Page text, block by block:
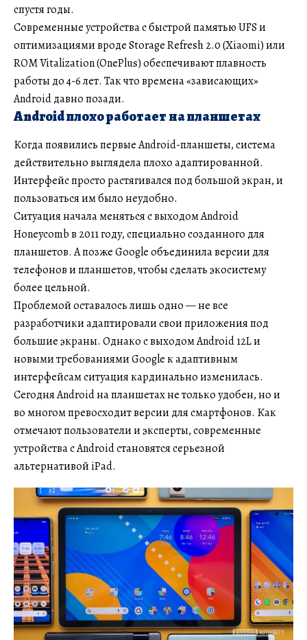
спустя годы.
Современные устройства с быстрой памятью UFS и
оптимизациями вроде Storage Refresh 2.0 (Xiaomi) или
ROM Vitalization (OnePlus) обеспечивают плавность
работы до 4-6 лет. Так что времена «зависающих»
Android давно позади.
Android плохо работает на планшетах
Когда появились первые Android-планшеты, система
действительно выглядела плохо адаптированной.
Интерфейс просто растягивался под большой экран, и
пользоваться им было неудобно.
Ситуация начала меняться с выходом Android
Honeycomb в 2011 году, специально созданного для
планшетов. А позже Google объединила версии для
телефонов и планшетов, чтобы сделать экосистему
более цельной.
Проблемой оставалось лишь одно — не все
разработчики адаптировали свои приложения под
большие экраны. Однако с выходом Android 12L и
новыми требованиями Google к адаптивным
интерфейсам ситуация кардинально изменилась.
Сегодня Android на планшетах не только удобен, но и
во многом превосходит версии для смартфонов. Как
отмечают пользователи и эксперты, современные
устройства с Android становятся серьезной
альтернативой iPad.